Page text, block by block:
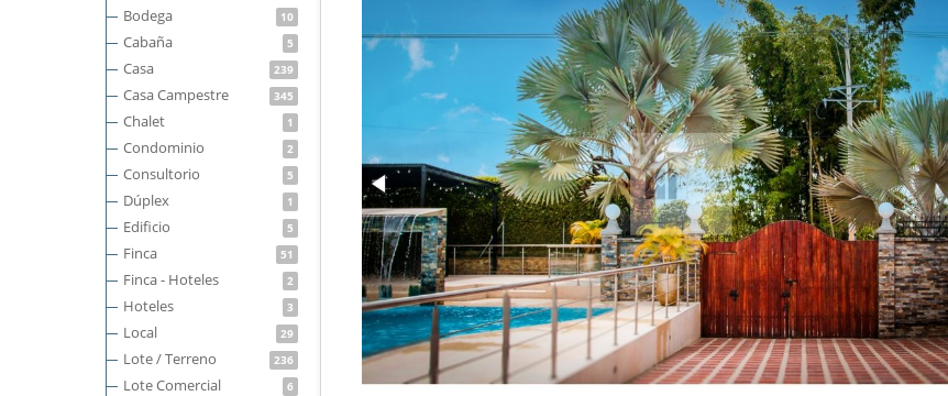
Bodega 10
Cabaña 5
Casa 239
Casa Campestre 345
Chalet 1
Condominio 2
Consultorio 5
Dúplex 1
Edificio 5
Finca 51
Finca - Hoteles 2
Hoteles 3
Local 29
Lote / Terreno 236
Lote Comercial 6